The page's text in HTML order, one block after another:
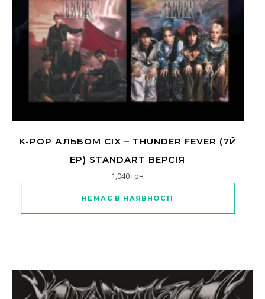
K-POP АЛЬБОМ CIX – THUNDER FEVER (7Й
EP) STANDART ВЕРСІЯ
1,040грн
НЕМАЄ В НАЯВНОСТІ